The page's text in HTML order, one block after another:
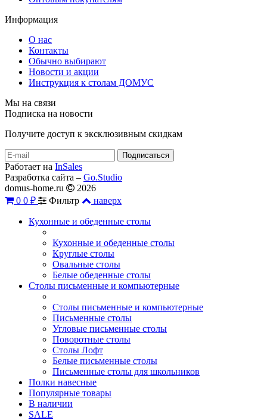
Информация
О нас
Контакты
Обычно выбирают
Новости и акции
Инструкция к столам ДОМУС
Мы на связи
Подписка на новости
Получите доступ к эксклюзивным скидкам
Работает на InSales
Разработка сайта – Go.Studio
domus-home.ru
2026
0 0 ₽ Фильтр наверх
Кухонные и обеденные столы
Кухонные и обеденные столы
Круглые столы
Овальные столы
Белые обеденные столы
Столы письменные и компьютерные
Столы письменные и компьютерные
Письменные столы
Угловые письменные столы
Поворотные столы
Столы Лофт
Белые письменные столы
Письменные столы для школьников
Полки навесные
Популярные товары
В наличии
SALE